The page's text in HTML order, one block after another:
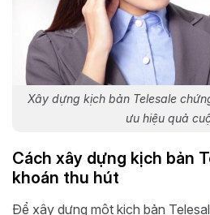
Xây dựng kịch bản Telesale
ưu hiệu quả
Cách xây dựng kịch bản
khoán thu hút
Để xây dựng một kịch bản